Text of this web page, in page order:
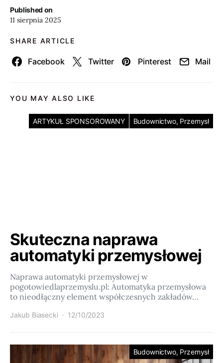
Published on
11 sierpnia 2025
SHARE ARTICLE
Facebook Twitter Pinterest Mail
YOU MAY ALSO LIKE
ARTYKUŁ SPONSOROWANY Budownictwo, Przemysł
Skuteczna naprawa
automatyki przemysłowej
Naprawa automatyki przemysłowej w
pogotowiedlaprzemyslu.pl: Automatyka przemysłowa
to nieodłączny element współczesnych zakładów…
Jakub Biasecki 12/10/2023
Budownictwo, Przemysł